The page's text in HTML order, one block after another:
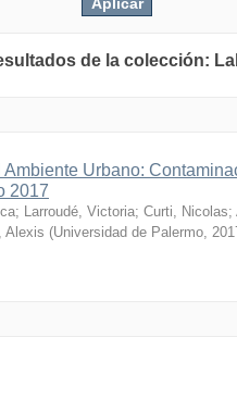
de la colección:
Ambiente Urbano:
2017
; Larroudé, Victoria; Curti, Nicolas;
Alexis (Universidad de Palermo,